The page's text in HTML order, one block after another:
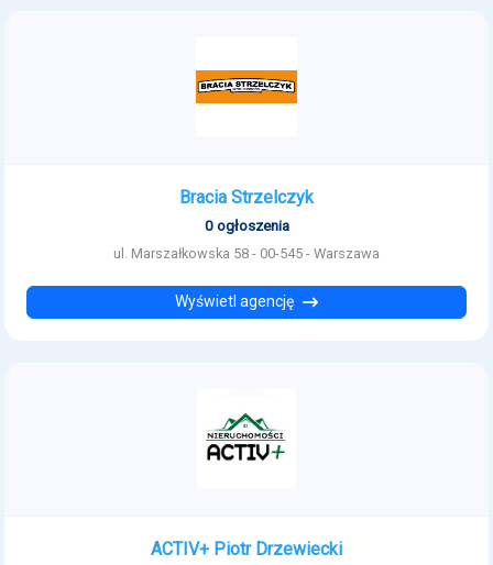
Bracia Strzelczyk
0 ogłoszenia
ul. Marszałkowska 58 - 00-545 - Warszawa
Wyświetl agencję
ACTIV+ Piotr Drzewiecki